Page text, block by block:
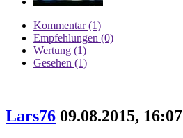
Kommentar (1)
Empfehlungen (0)
Wertung (1)
Gesehen (1)
Lars76 09.08.2015, 16:07